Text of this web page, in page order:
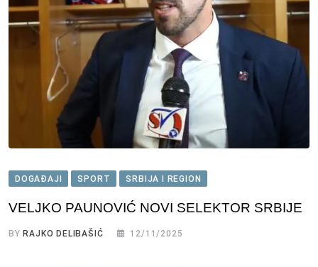
DOGAĐAJI SPORT SRBIJA I REGION
VELJKO PAUNOVIĆ NOVI SELEKTOR SRBIJE
BY RAJKO DELIBAŠIĆ 12/11/2025